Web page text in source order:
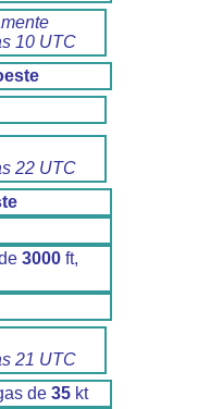
10 UTC
22 UTC
3000ft,
21 UTC
de 35kt